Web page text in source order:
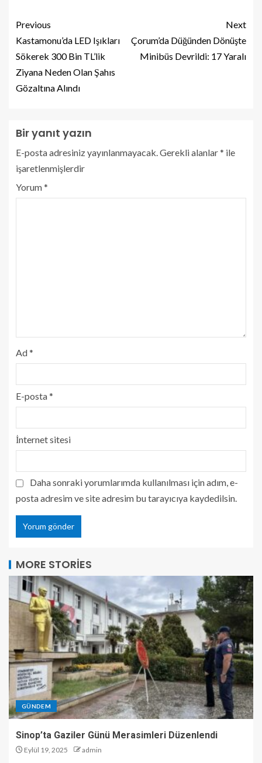
Previous
Kastamonu’da LED Işıkları
Sökerek 300 Bin TL’lik
Ziyana Neden Olan Şahıs
Gözaltına Alındı
Next
Çorum’da Düğünden Dönüşte
Minibüs Devrildi: 17 Yaralı
Bir yanıt yazın
E-posta adresiniz yayınlanmayacak.Gerekli alanlar* ile
işaretlenmişlerdir
Yorum*
Ad*
E-posta*
İnternet sitesi
Daha sonraki yorumlarımda kullanılması için adım, e-
posta adresim ve site adresim bu tarayıcıya kaydedilsin.
MORE STORIES
GÜNDEM
Sinop’ta Gaziler Günü Merasimleri Düzenlendi
Eylül 19, 2025 admin